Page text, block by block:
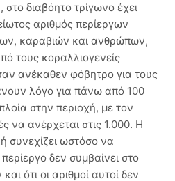
διαβόητο τρίγωνο έχει
αριθμός περίεργων
καραβιών και ανθρώπων,
τους κοραλλιογενείς
ανέκαθεν φόβητρο για τους
λόγο για πάνω από 100
στην περιοχή, με τον
να ανέρχεται στις 1.000. Η
συνεχίζει ωστόσο να
περίεργο δεν συμβαίνει στο
ότι οι αριθμοί αυτοί δεν